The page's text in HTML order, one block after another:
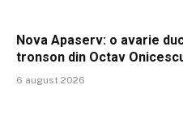
Nova Apaserv: o avarie
tronson din Octav
6 august 2026